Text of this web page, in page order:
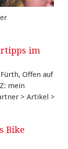
im
Offen auf
mein
> Artikel >
Bike